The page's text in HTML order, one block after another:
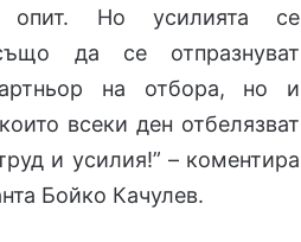
Но усилията се
да се отпразнуват
на отбора, но и
всеки ден отбелязват
и усилия!” – коментира
Бойко Качулев.